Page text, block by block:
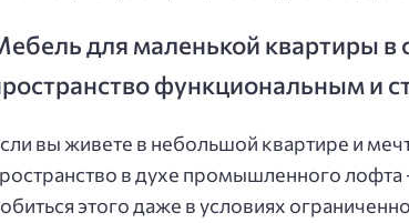
для маленькой квартиры в
функциональным и
вы живете в небольшой квартире и
в духе промышленного
этого даже в условиях